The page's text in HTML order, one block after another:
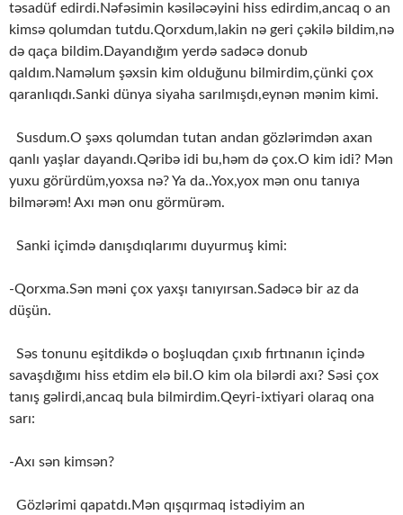
təsadüf edirdi.Nəfəsimin kəsiləcəyini hiss edirdim,ancaq o an
kimsə qolumdan tutdu.Qorxdum,lakin nə geri çəkilə bildim,nə
də qaça bildim.Dayandığım yerdə sadəcə donub
qaldım.Naməlum şəxsin kim olduğunu bilmirdim,çünki çox
qaranlıqdı.Sanki dünya siyaha sarılmışdı,eynən mənim kimi.
Susdum.O şəxs qolumdan tutan andan gözlərimdən axan
qanlı yaşlar dayandı.Qəribə idi bu,həm də çox.O kim idi? Mən
yuxu görürdüm,yoxsa nə? Ya da..Yox,yox mən onu tanıya
bilmərəm! Axı mən onu görmürəm.
Sanki içimdə danışdıqlarımı duyurmuş kimi:
-Qorxma.Sən məni çox yaxşı tanıyırsan.Sadəcə bir az da
düşün.
Səs tonunu eşitdikdə o boşluqdan çıxıb fırtınanın içində
savaşdığımı hiss etdim elə bil.O kim ola bilərdi axı? Səsi çox
tanış gəlirdi,ancaq bula bilmirdim.Qeyri-ixtiyari olaraq ona
sarı:
-Axı sən kimsən?
Gözlərimi qapatdı.Mən qışqırmaq istədiyim an